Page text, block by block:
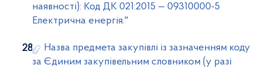
наявності): Код ДК 021:2015 — 09310000-5
Електрична енергія."
Назва предмета закупівлі із зазначенням коду
за Єдиним закупівельним словником (у разі